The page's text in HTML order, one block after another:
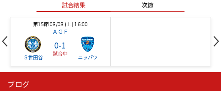
試合結果 次節
第15節 08/08 (土) 16:00
ＡＧＦ
Ｓ世田谷
0-1
試合中
ニッパツ
ブログ